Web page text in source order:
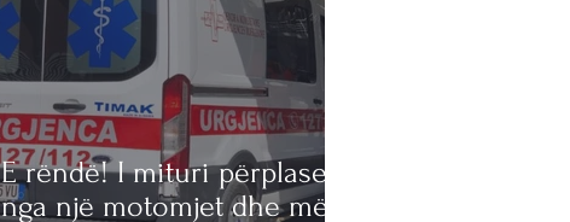
E rëndë! I mituri përplaset
nga një motomjet dhe më